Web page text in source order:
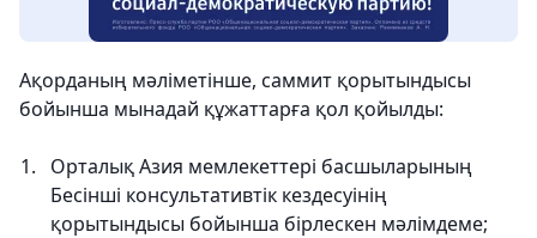
Ақорданың мәліметінше, саммит қорытындысы
бойынша мынадай құжаттарға қол қойылды:
Орталық Азия мемлекеттері басшыларының
Бесінші консультативтік кездесуінің
қорытындысы бойынша бірлескен мәлімдеме;